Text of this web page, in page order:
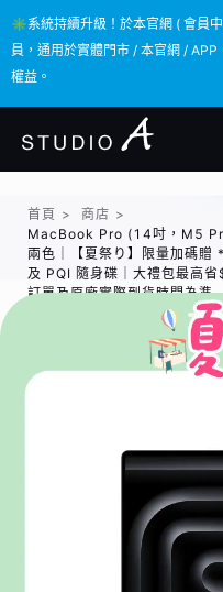
✳️系統持續升級！於本官網 ( 會員
員，通用於實體門市 / 本官網 /
權益。
✳️系統持續升級！於本官網 ( 會員
員，通用於實體門市 / 本官網 /
權益。
首頁 > 商店 >
MacBook Pro (14吋，M5
兩色｜【夏祭り】限量加碼
及 PQI 隨身碟｜大禮包最高
訂單及原廠實際到貨時間為準